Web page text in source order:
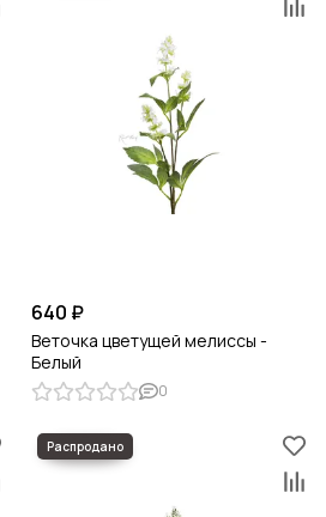
640 ₽
Веточка цветущей мелиссы -
Белый
0